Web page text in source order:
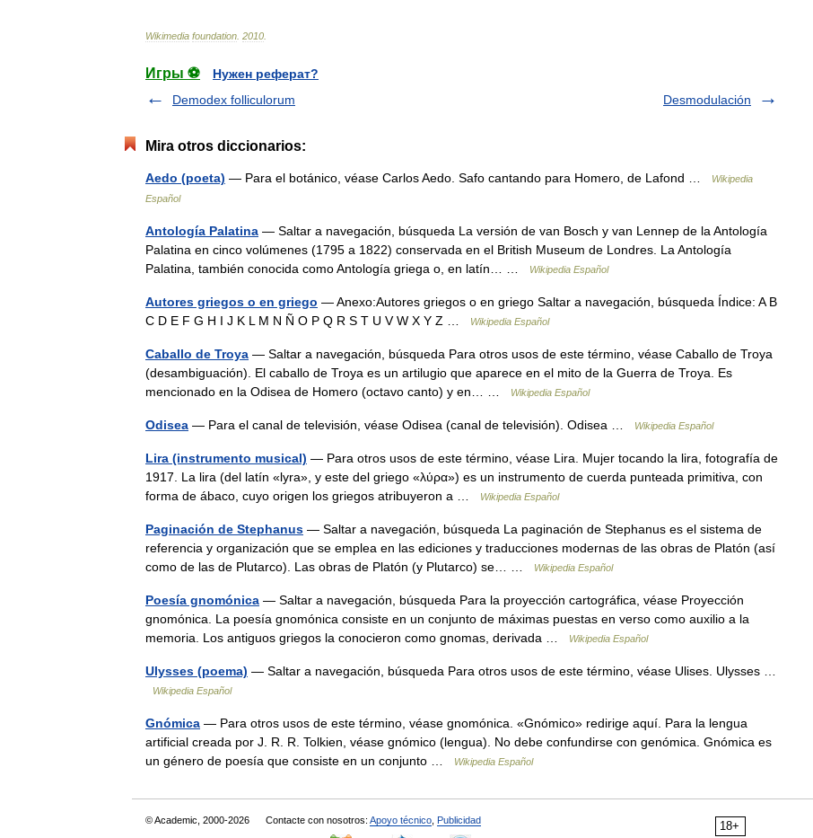
Wikimedia foundation 2010
Игры ⚽
Нужен реферат?
Demodex folliculorum
Desmodulación
Mira otros diccionarios:
Aedo (poeta) — Para el botánico, véase Carlos Aedo. Safo cantando para Homero, de Lafond …
Wikipedia
Español
Antología Palatina — Saltar a navegación, búsqueda La versión de van Bosch y van Lennep de la Antología
Palatina en cinco volúmenes (1795 a 1822) conservada en el British Museum de Londres. La Antología
Palatina, también conocida como Antología griega o, en latín… …
Wikipedia Español
Autores griegos o en griego — Anexo:Autores griegos o en griego Saltar a navegación, búsqueda Índice: A B
C D E F G H I J K L M N Ñ O P Q R S T U V W X Y Z …
Wikipedia Español
Caballo de Troya — Saltar a navegación, búsqueda Para otros usos de este término, véase Caballo de Troya
(desambiguación). El caballo de Troya es un artilugio que aparece en el mito de la Guerra de Troya. Es
mencionado en la Odisea de Homero (octavo canto) y en… …
Wikipedia Español
Odisea — Para el canal de televisión, véase Odisea (canal de televisión). Odisea … Wikipedia Español
Lira (instrumento musical) — Para otros usos de este término, véase Lira. Mujer tocando la lira, fotografía de
1917. La lira (del latín «lyra», y este del griego «λύρα») es un instrumento de cuerda punteada primitiva, con
forma de ábaco, cuyo origen los griegos atribuyeron a …
Wikipedia Español
Paginación de Stephanus — Saltar a navegación, búsqueda La paginación de Stephanus es el sistema de
referencia y organización que se emplea en las ediciones y traducciones modernas de las obras de Platón (así
como de las de Plutarco). Las obras de Platón (y Plutarco) se… …
Wikipedia Español
Poesía gnomónica — Saltar a navegación, búsqueda Para la proyección cartográfica, véase Proyección
gnomónica. La poesía gnomónica consiste en un conjunto de máximas puestas en verso como auxilio a la
memoria. Los antiguos griegos la conocieron como gnomas, derivada …
Wikipedia Español
Ulysses (poema) — Saltar a navegación, búsqueda Para otros usos de este término, véase Ulises. Ulysses …
Wikipedia Español
Gnómica — Para otros usos de este término, véase gnomónica. «Gnómico» redirige aquí. Para la lengua
artificial creada por J. R. R. Tolkien, véase gnómico (lengua). No debe confundirse con genómica. Gnómica es
un género de poesía que consiste en un conjunto …
Wikipedia Español
18+
© Academic, 2000-2026 Contacte con nosotros: Apoyo técnico Publicidad